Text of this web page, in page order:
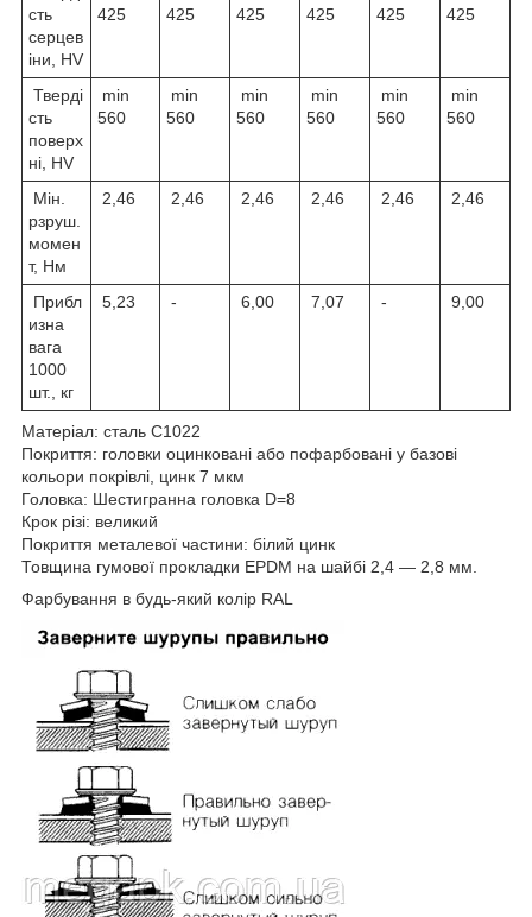
сть
серцев
іни, HV
425
425
425
425
425
425
Тверді
сть
поверх
ні, HV
min
560
min
560
min
560
min
560
min
560
min
560
Мін.
рзруш.
момен
т, Hм
2,46 2,46 2,46 2,46 2,46 2,46
Прибл
изна
вага
1000
шт., кг
5,23 - 6,00 7,07 - 9,00
Матеріал: сталь С1022
Покриття: головки оцинковані або пофарбовані у базові
кольори покрівлі, цинк 7 мкм
Головка: Шестигранна головка D=8
Крок різі: великий
Покриття металевої частини: білий цинк
Товщина гумової прокладки EPDM на шайбі 2,4 — 2,8 мм.
Фарбування в будь-який колір RAL